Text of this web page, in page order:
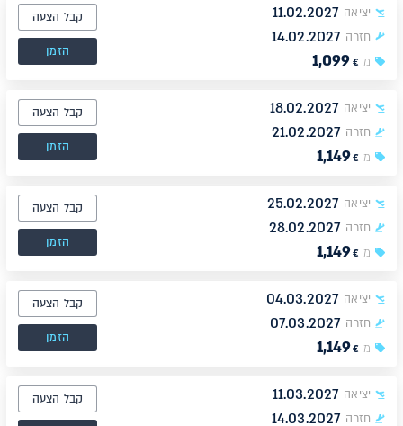
יציאה 11.02.2027
חזרה 14.02.2027
מ 1,099 €
קבל הצעה
הזמן
יציאה 18.02.2027
חזרה 21.02.2027
מ 1,149 €
קבל הצעה
הזמן
יציאה 25.02.2027
חזרה 28.02.2027
מ 1,149 €
קבל הצעה
הזמן
יציאה 04.03.2027
חזרה 07.03.2027
מ 1,149 €
קבל הצעה
הזמן
יציאה 11.03.2027
חזרה 14.03.2027
קבל הצעה